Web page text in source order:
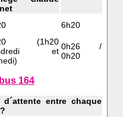
6h20
(1h20
et 0h26 /
0h20
164
entre chaque